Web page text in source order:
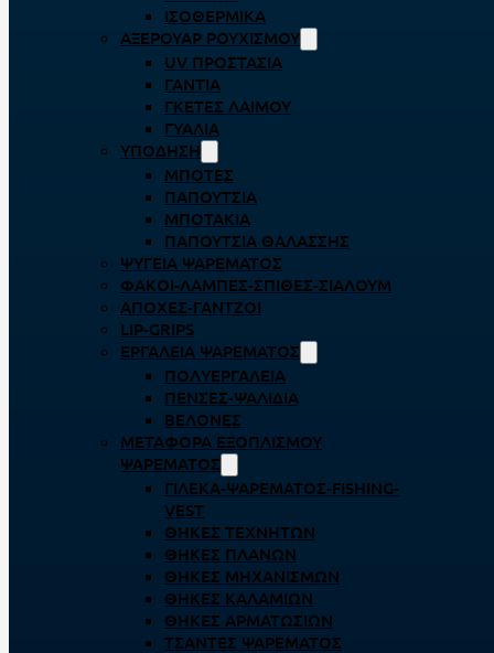
ΙΣΟΘΕΡΜΙΚΆ
ΑΞΕΡΟΥΆΡ ΡΟΥΧΙΣΜΟΎ
UV ΠΡΟΣΤΑΣΊΑ
ΓΆΝΤΙΑ
ΓΚΈΤΕΣ ΛΑΊΜΟΥ
ΓΥΑΛΙΆ
ΥΠΌΔΗΣΗ
ΜΠΌΤΕΣ
ΠΑΠΟΎΤΣΙΑ
ΜΠΟΤΆΚΙΑ
ΠΑΠΟΎΤΣΙΑ ΘΑΛΆΣΣΗΣ
ΨΥΓΕΊΑ ΨΑΡΈΜΑΤΟΣ
ΦΑΚΟΊ-ΛΆΜΠΕΣ-ΣΠΊΘΕΣ-ΣΊΑΛΟΥΜ
ΑΠΌΧΕΣ-ΓΆΝΤΖΟΙ
LIP-GRIPS
EΡΓΑΛΕΊΑ ΨΑΡΈΜΑΤΟΣ
ΠΟΛΥΕΡΓΑΛΕΊΑ
ΠΈΝΣΕΣ-ΨΑΛΊΔΙΑ
ΒΕΛΌΝΕΣ
ΜΕΤΑΦΟΡΆ ΕΞΟΠΛΙΣΜΟΎ
ΨΑΡΈΜΑΤΟΣ
ΓΙΛΈΚΑ-ΨΑΡΈΜΑΤΟΣ-FISHING-
VEST
ΘΉΚΕΣ ΤΕΧΝΗΤΏΝ
ΘΉΚΕΣ ΠΛΆΝΩΝ
ΘΉΚΕΣ ΜΗΧΑΝΙΣΜΏΝ
ΘΉΚΕΣ ΚΑΛΑΜΙΏΝ
ΘΉΚΕΣ ΑΡΜΑΤΩΣΙΏΝ
ΤΣΆΝΤΕΣ ΨΑΡΈΜΑΤΟΣ